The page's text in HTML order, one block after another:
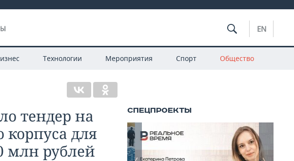
EN
Технологии Мероприятия Спорт Общество
тендер на
корпуса для
млн рублей